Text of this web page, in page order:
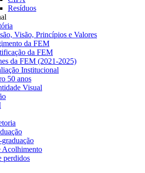
Resíduos
Visão, Princípios e Valores
da FEM
da FEM
da FEM (2021-2025)
Institucional
50 anos
Visual
graduação
Acolhimento
perdidos